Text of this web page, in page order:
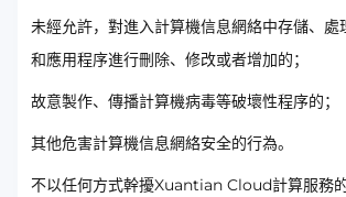
未經允許，對進入計算機信息網絡中存儲、處
和應用程序進行刪除、修改或者增加的；
故意製作、傳播計算機病毒等破壞性程序的；
其他危害計算機信息網絡安全的行為。
不以任何方式幹擾Xuantian Cloud計算服務的